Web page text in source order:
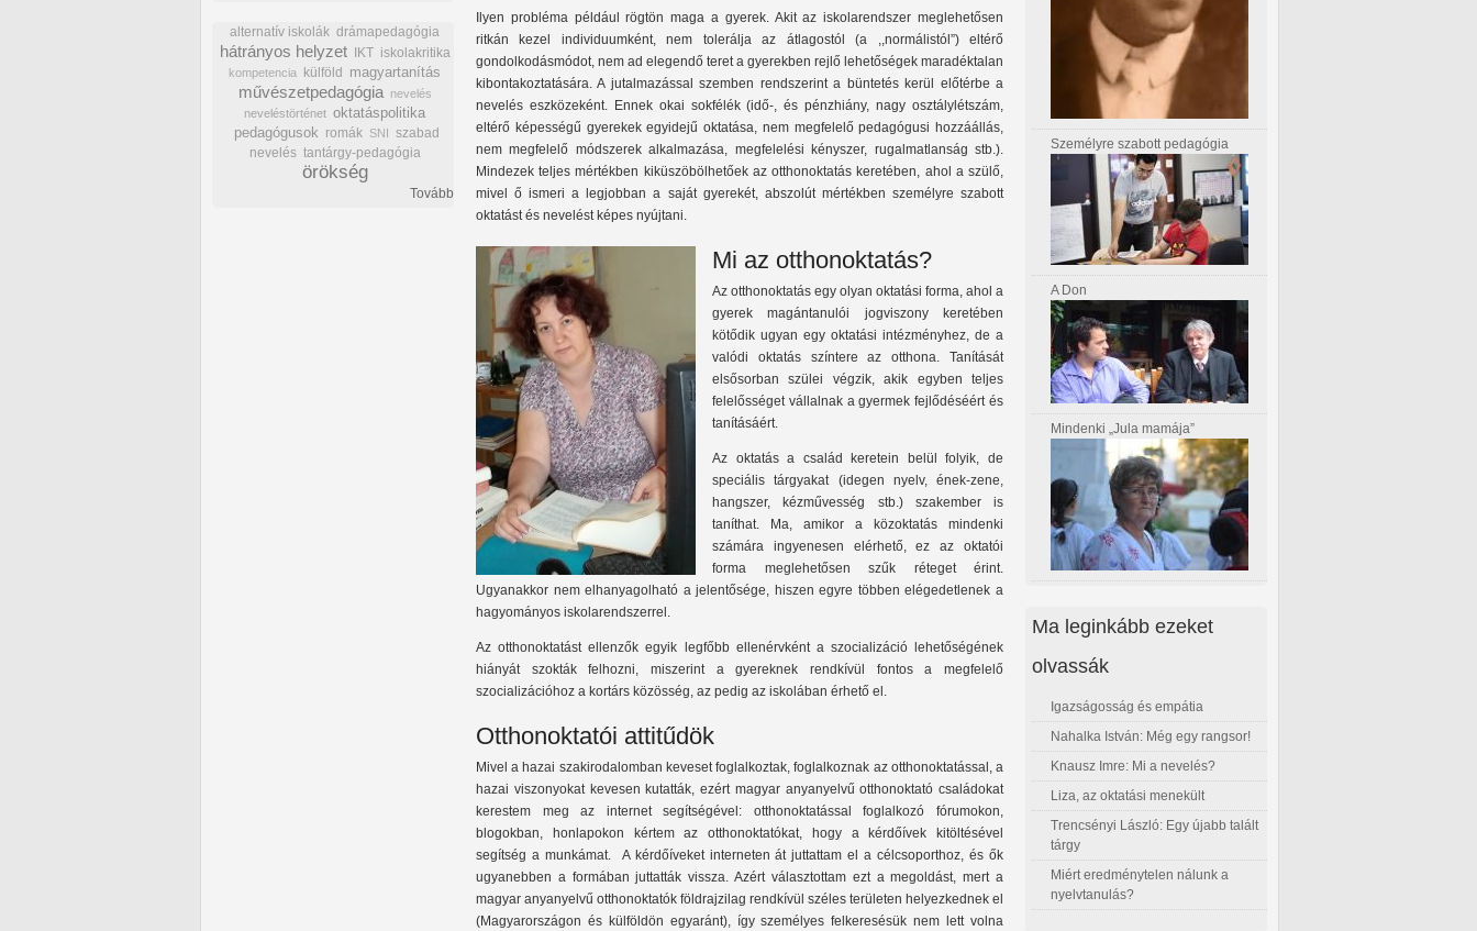
Ilyen probléma például rögtön maga a gyerek. Akit az iskolarendszer meglehetősen
ritkán kezel individuumként, nem tolerálja az átlagostól (a ,,normálistól”) eltérő
gondolkodásmódot, nem ad elegendő teret a gyerekben rejlő lehetőségek maradéktalan
kibontakoztatására. A jutalmazással szemben rendszerint a büntetés kerül előtérbe a
nevelés eszközeként. Ennek okai sokfélék (idő-, és pénzhiány, nagy osztálylétszám,
eltérő képességű gyerekek egyidejű oktatása, nem megfelelő pedagógusi hozzáállás,
nem megfelelő módszerek alkalmazása, megfelelési kényszer, rugalmatlanság stb.).
Mindezek teljes mértékben kiküszöbölhetőek az otthonoktatás keretében, ahol a szülő,
mivel ő ismeri a legjobban a saját gyerekét, abszolút mértékben személyre szabott
oktatást és nevelést képes nyújtani.
Mi az otthonoktatás?
Az otthonoktatás egy olyan oktatási forma, ahol a
gyerek magántanulói jogviszony keretében
kötődik ugyan egy oktatási intézményhez, de a
valódi oktatás színtere az otthona. Tanítását
elsősorban szülei végzik, akik egyben teljes
felelősséget vállalnak a gyermek fejlődéséért és
tanításáért.
Az oktatás a család keretein belül folyik, de
speciális tárgyakat (idegen nyelv, ének-zene,
hangszer, kézművesség stb.) szakember is
taníthat. Ma, amikor a közoktatás mindenki
számára ingyenesen elérhető, ez az oktatói
forma meglehetősen szűk réteget érint.
Ugyanakkor nem elhanyagolható a jelentősége, hiszen egyre többen elégedetlenek a
hagyományos iskolarendszerrel.
Az otthonoktatást ellenzők egyik legfőbb ellenérvként a szocializáció lehetőségének
hiányát szokták felhozni, miszerint a gyereknek rendkívül fontos a megfelelő
szocializációhoz a kortárs közösség, az pedig az iskolában érhető el.
Otthonoktatói attitűdök
Mivel a hazai szakirodalomban keveset foglalkoztak, foglalkoznak az otthonoktatással, a
hazai viszonyokat kevesen kutatták, ezért magyar anyanyelvű otthonoktató családokat
kerestem meg az internet segítségével: otthonoktatással foglalkozó fórumokon,
blogokban, honlapokon kértem az otthonoktatókat, hogy a kérdőívek kitöltésével
segítség a munkámat. A kérdőíveket interneten át juttattam el a célcsoporthoz, és ők
ugyanebben a formában juttatták vissza. Azért választottam ezt a megoldást, mert a
magyar anyanyelvű otthonoktatók földrajzilag rendkívül széles területen helyezkednek el
(Magyarországon és külföldön egyaránt), így személyes felkeresésük nem lett volna
alternatív iskolák drámapedagógia
hátrányos helyzet IKT iskolakritika
kompetencia külföld magyartanítás
művészetpedagógia
nevelés
neveléstörténet oktatáspolitika
pedagógusok romák SNI szabad
nevelés tantárgy-pedagógia
örökség
Tovább
Személyre szabott pedagógia
A Don
Mindenki „Jula mamája”
Ma leginkább ezeket
olvassák
Igazságosság és empátia
Nahalka István: Még egy rangsor!
Knausz Imre: Mi a nevelés?
Liza, az oktatási menekült
Trencsényi László: Egy újabb talált
tárgy
Miért eredménytelen nálunk a
nyelvtanulás?